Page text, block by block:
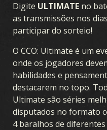
Digite ULTIMATE no
as transmissões nos
participar do sorteio!
O CCO: Ultimate é um
onde os jogadores
habilidades e
destacarem no topo.
Ultimate são séries
disputados no formato
4 baralhos de